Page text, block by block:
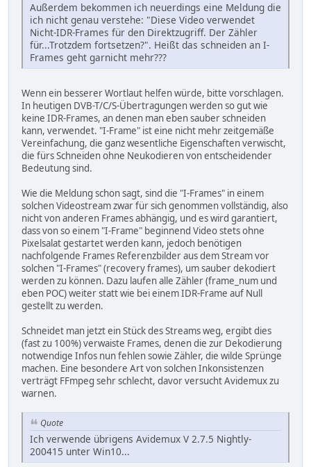
Außerdem bekommen ich neuerdings eine Meldung die
ich nicht genau verstehe: "Diese Video verwendet
Nicht-IDR-Frames für den Direktzugriff. Der Zähler
für...Trotzdem fortsetzen?". Heißt das schneiden an I-
Frames geht garnicht mehr???
Wenn ein besserer Wortlaut helfen würde, bitte vorschlagen.
In heutigen DVB-T/C/S-Übertragungen werden so gut wie
keine IDR-Frames, an denen man eben sauber schneiden
kann, verwendet. "I-Frame" ist eine nicht mehr zeitgemäße
Vereinfachung, die ganz wesentliche Eigenschaften verwischt,
die fürs Schneiden ohne Neukodieren von entscheidender
Bedeutung sind.
Wie die Meldung schon sagt, sind die "I-Frames" in einem
solchen Videostream zwar für sich genommen vollständig, also
nicht von anderen Frames abhängig, und es wird garantiert,
dass von so einem "I-Frame" beginnend Video stets ohne
Pixelsalat gestartet werden kann, jedoch benötigen
nachfolgende Frames Referenzbilder aus dem Stream vor
solchen "I-Frames" (recovery frames), um sauber dekodiert
werden zu können. Dazu laufen alle Zähler (frame_num und
eben POC) weiter statt wie bei einem IDR-Frame auf Null
gestellt zu werden.
Schneidet man jetzt ein Stück des Streams weg, ergibt dies
(fast zu 100%) verwaiste Frames, denen die zur Dekodierung
notwendige Infos nun fehlen sowie Zähler, die wilde Sprünge
machen. Eine besondere Art von solchen Inkonsistenzen
verträgt FFmpeg sehr schlecht, davor versucht Avidemux zu
warnen.
Quote
Ich verwende übrigens Avidemux V 2.7.5 Nightly-
200415 unter Win10...